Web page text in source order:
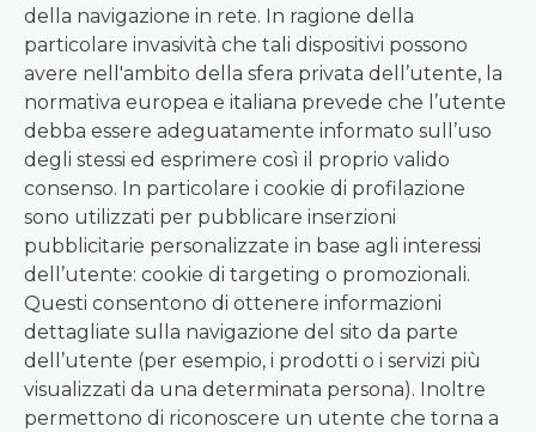
della navigazione in rete. In ragione della
particolare invasività che tali dispositivi possono
avere nell'ambito della sfera privata dell’utente, la
normativa europea e italiana prevede che l’utente
debba essere adeguatamente informato sull’uso
degli stessi ed esprimere così il proprio valido
consenso. In particolare i cookie di profilazione
sono utilizzati per pubblicare inserzioni
pubblicitarie personalizzate in base agli interessi
dell’utente: cookie di targeting o promozionali.
Questi consentono di ottenere informazioni
dettagliate sulla navigazione del sito da parte
dell’utente (per esempio, i prodotti o i servizi più
visualizzati da una determinata persona). Inoltre
permettono di riconoscere un utente che torna a